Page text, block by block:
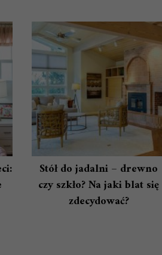
Stół do jadalni – drewno
czy szkło? Na jaki blat się
zdecydować?